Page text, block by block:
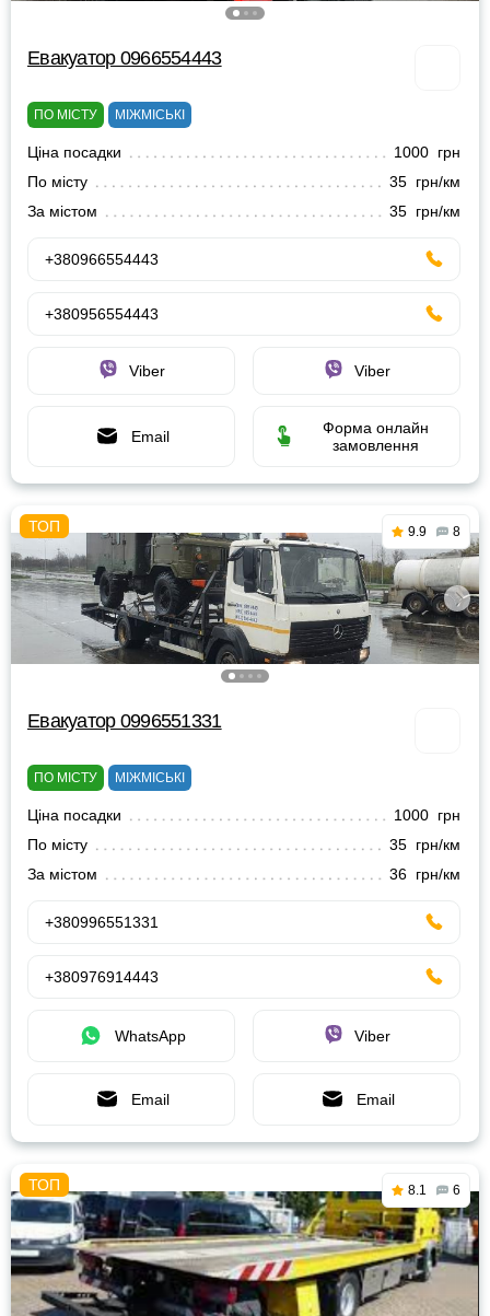
Евакуатор 0966554443
ПО МІСТУ МІЖМІСЬКІ
Ціна посадки
1000 грн
По місту
35 грн/км
За містом
35 грн/км
+380966554443
+380956554443
Viber Viber
Email
Форма онлайн
замовлення
9.9 8
Евакуатор 0996551331
ПО МІСТУ МІЖМІСЬКІ
Ціна посадки
1000 грн
По місту
35 грн/км
За містом
36 грн/км
+380996551331
+380976914443
WhatsApp Viber
Email Email
8.1 6